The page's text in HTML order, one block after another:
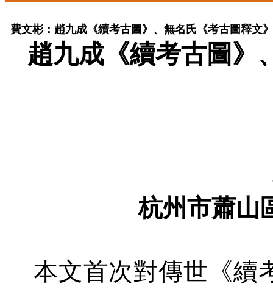
費文彬：趙九成《續考古圖》、無名氏《考古圖釋文
趙九成《續考古圖》
杭州市蕭山
本文首次對傳世《續